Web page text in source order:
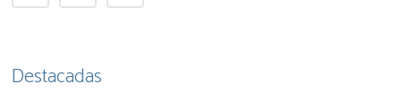
Destacadas